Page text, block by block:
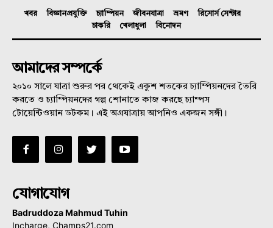
খবর বিজ্ঞানপ্রযুক্তি চ্যাম্পিয়ন জীবনযাত্রা ভ্রমণ
রিসোর্স সেন্টার
চাকরি
খেলাধুলা বিনোদন
আমাদের সম্পর্কে
২০১০ সালে যাত্রা শুরুর পর থেকেই একুশ শতকের চ্যাম্পিয়নদের তৈরি
করতে ও চ্যাম্পিয়নদের গল্প শোনাতে কাজ করছে চ্যাম্পস
টোয়েন্টিওয়ান ডটকম। এই অগ্রযাত্রায় আপনিও একজন সঙ্গী।
যোগাযোগ
Badruddoza Mahmud Tuhin
Incharge, Champs21.com